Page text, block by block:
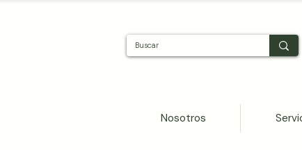
Nosotros